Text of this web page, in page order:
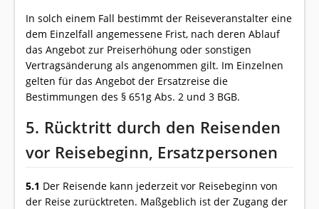
In solch einem Fall bestimmt der Reiseveranstalter eine
dem Einzelfall angemessene Frist, nach deren Ablauf
das Angebot zur Preiserhöhung oder sonstigen
Vertragsänderung als angenommen gilt. Im Einzelnen
gelten für das Angebot der Ersatzreise die
Bestimmungen des § 651g Abs. 2 und 3 BGB.
5. Rücktritt durch den Reisenden
vor Reisebeginn, Ersatzpersonen
5.1 Der Reisende kann jederzeit vor Reisebeginn von
der Reise zurücktreten. Maßgeblich ist der Zugang der